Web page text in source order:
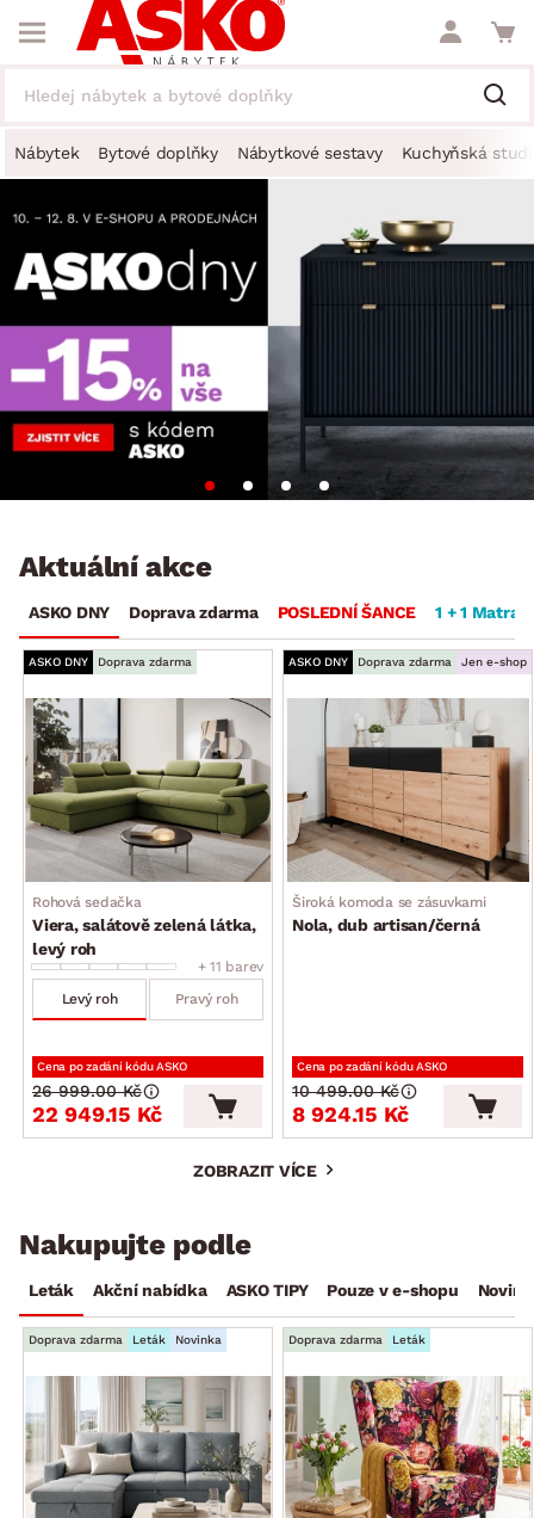
Nábytek Bytové doplňky Nábytkové sestavy Kuchyňská
Aktuální akce
ASKO DNY Doprava zdarma POSLEDNÍ ŠANCE 1 + 1
ASKO DNY Doprava zdarma
Rohová sedačka
Viera, salátově zelená látka,
levý roh
+ 11 barev
Levý roh
Pravý roh
Cena po zadání kódu ASKO
22 949.15 Kč
26 999.00 Kč
ASKO DNY Doprava zdarma Jen e-shop
Široká komoda se zásuvkami
Nola, dub artisan/černá
Cena po zadání kódu ASKO
8 924.15 Kč
10 499.00 Kč
ZOBRAZIT VÍCE
Nakupujte podle
Leták Akční nabídka ASKO TIPY Pouze v e-shopu
Doprava zdarma Leták Novinka Doprava zdarma Leták